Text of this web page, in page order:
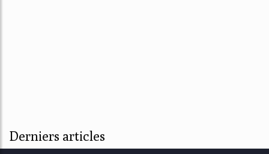
Derniers articles